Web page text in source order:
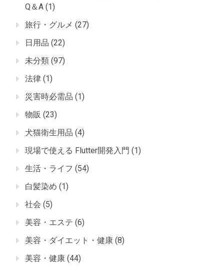
Q＆A (1)
旅行・グルメ (27)
日用品 (22)
未分類 (97)
法律 (1)
災害時必需品 (1)
物販 (23)
犬猫衛生用品 (4)
現場で使える Flutter開発入門 (1)
生活・ライフ (54)
白髪染め (1)
社会 (5)
美容・エステ (6)
美容・ダイエット・健康 (8)
美容・健康 (44)